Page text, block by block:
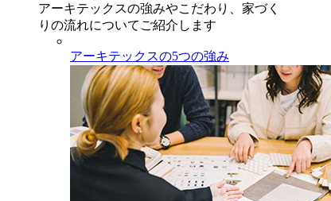
アーキテックスの強みやこだわり、家づく
りの流れについてご紹介します
アーキテックスの5つの強み